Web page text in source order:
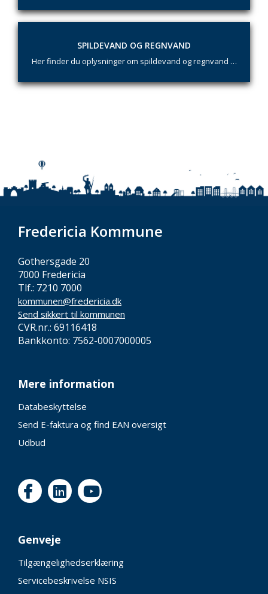
SPILDEVAND OG REGNVAND
Her finder du oplysninger om spildevand og regnvand …
Fredericia Kommune
Gothersgade 20
7000 Fredericia
Tlf.: 7210 7000
kommunen@fredericia.dk
Send sikkert til kommunen
CVR.nr.: 69116418
Bankkonto: 7562-0007000005
Mere information
Databeskyttelse
Send E-faktura og find EAN oversigt
Udbud
Genveje
Tilgængelighedserklæring
Servicebeskrivelse NSIS